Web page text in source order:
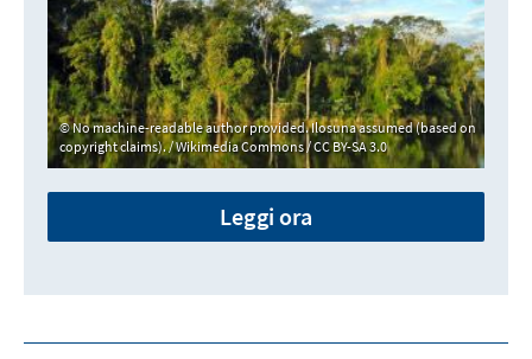
No machine-readable author provided. Ilosuna assumed (based on
copyright claims). / Wikimedia Commons / CC BY-SA 3.0
Leggi ora